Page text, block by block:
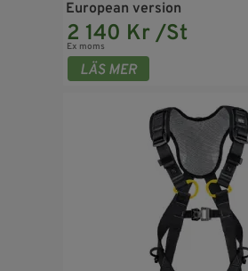
European version
2 140 Kr /St
Ex moms